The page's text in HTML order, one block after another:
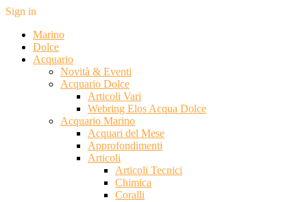
Sign in
Marino
Dolce
Acquario
Novità & Eventi
Acquario Dolce
Articoli Vari
Webring Elos Acqua Dolce
Acquario Marino
Acquari del Mese
Approfondimenti
Articoli
Articoli Tecnici
Chimica
Coralli